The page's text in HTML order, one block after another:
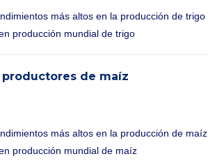
más altos en la producción de trigo
producción mundial de trigo
productores de maíz
más altos en la producción de maíz
producción mundial de maíz